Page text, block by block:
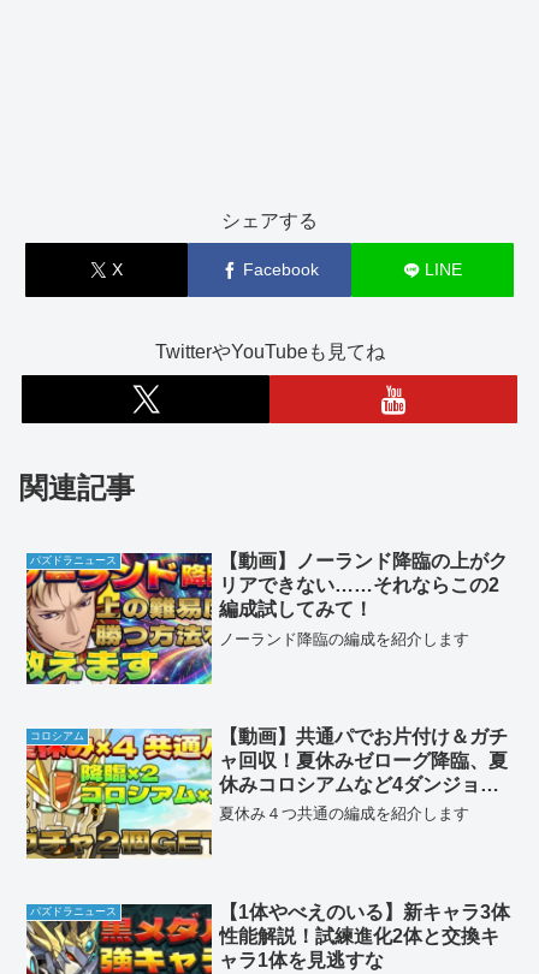
シェアする
X Facebook LINE
TwitterやYouTubeも見てね
関連記事
パズドラニュース
【動画】ノーランド降臨の上がク
リアできない……それならこの2
編成試してみて！
ノーランド降臨の編成を紹介します
コロシアム
【動画】共通パでお片付け＆ガチ
ャ回収！夏休みゼローグ降臨、夏
休みコロシアムなど4ダンジョン
のF91周回パ
夏休み４つ共通の編成を紹介します
パズドラニュース
【1体やべえのいる】新キャラ3体
性能解説！試練進化2体と交換キ
ャラ1体を見逃すな